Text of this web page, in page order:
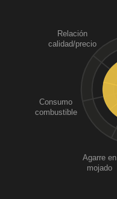
Agarre en
mojado
Consumo
combustible
Relación
calidad/precio